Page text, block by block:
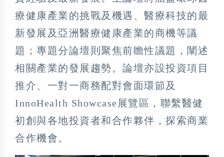
療健康產業的挑戰及機遇、醫療科技的最
新發展及亞洲醫療健康產業的商機等議
題；專題分論壇則聚焦前瞻性議題，闡述
相關產業的發展趨勢。論壇亦設投資項目
推介、一對一商務配對會面環節及
InnoHealth Showcase展覽區，聯繫醫健
初創與各地投資者和合作夥伴，探索商業
合作機會。